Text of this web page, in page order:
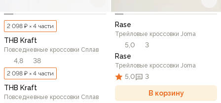
2 098 ₽ × 4 части
THB Kraft
Повседневные кроссовки Сплав
4,8 38
2 098 ₽ × 4 части
THB Kraft
Повседневные кроссовки Сплав
Rase
Трейловые кроссовки Joma
5,0
3
Rase
Трейловые кроссовки Joma
5,0 3
В корзину